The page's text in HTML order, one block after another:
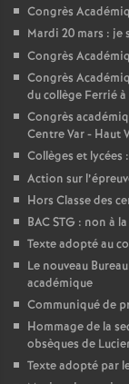
Congrès
Mardi 20 mars : je
Congrès
Congrès
du collège Ferrié
Congrès
Centre Var - Haut
Collèges et lycées
Action sur
Hors Classe des
BAC STG : non à
Texte adopté au
Le nouveau
académique
Communiqué de
Hommage de la
obsèques de
Texte adopté par